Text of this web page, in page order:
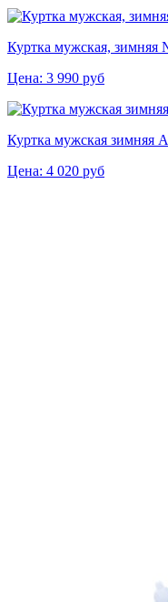
Куртка мужская, зимняя
Цена: 3 990 руб
Куртка мужская зимняя
Цена: 4 020 руб